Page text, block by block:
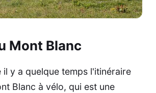
Mont Blanc
y a quelque temps l'itinéraire
Blanc à vélo, qui est une